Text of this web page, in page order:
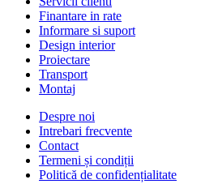
Finantare in rate
Informare si suport
Design interior
Proiectare
Transport
Montaj
Despre noi
Intrebari frecvente
Contact
Termeni și condiții
Politică de confidențialitate